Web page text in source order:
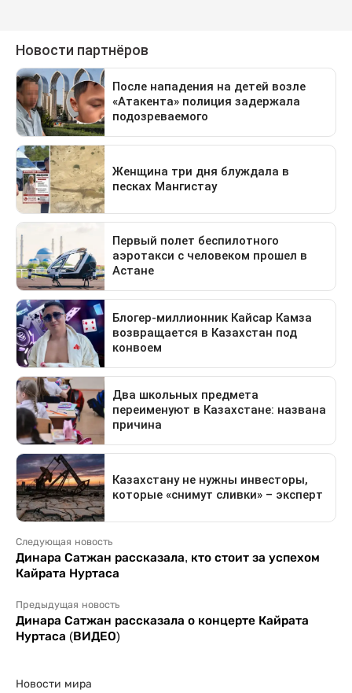
Следующая новость
Динара Сатжан рассказала, кто стоит за успехом
Кайрата Нуртаса
Предыдущая новость
Динара Сатжан рассказала о концерте Кайрата
Нуртаса (ВИДЕО)
Новости мира